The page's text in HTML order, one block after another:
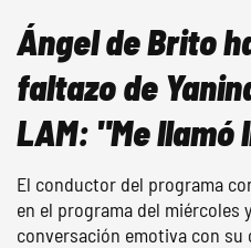
Ángel de Brito
faltazo de
LAM: "Me llamó
El conductor del programa
en el programa del miércoles
conversación emotiva con su